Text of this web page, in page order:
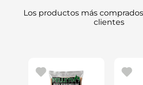
Los productos más
clientes